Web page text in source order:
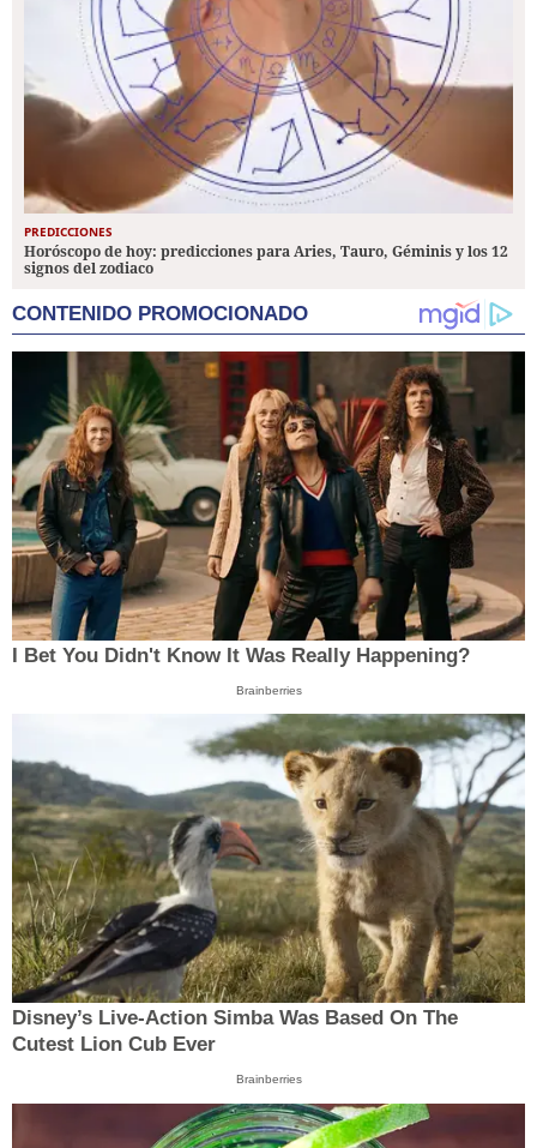
PREDICCIONES
Horóscopo de hoy: predicciones para Aries, Tauro, Géminis y los 12
signos del zodiaco
CONTENIDO PROMOCIONADO
I Bet You Didn't Know It Was Really Happening?
Brainberries
Disney’s Live-Action Simba Was Based On The
Cutest Lion Cub Ever
Brainberries